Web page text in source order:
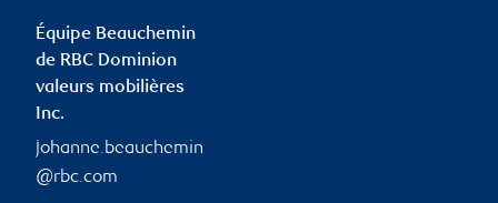
Équipe Beauchemin
de RBC Dominion
valeurs mobilières
Inc.
johanne.beauchemin
@rbc.com